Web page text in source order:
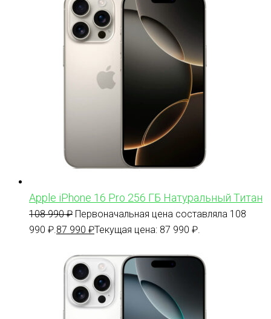
Apple iPhone 16 Pro 256 ГБ Натуральный Титан
108 990₽ Первоначальная цена составляла 108
990 ₽. 87 990 ₽Текущая цена: 87 990 ₽.